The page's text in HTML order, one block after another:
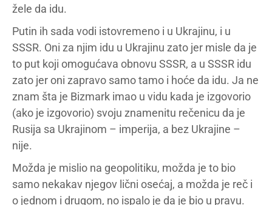
žele da idu.
Putin ih sada vodi istovremeno i u Ukrajinu, i u
SSSR. Oni za njim idu u Ukrajinu zato jer misle da je
to put koji omogućava obnovu SSSR, a u SSSR idu
zato jer oni zapravo samo tamo i hoće da idu. Ja ne
znam šta je Bizmark imao u vidu kada je izgovorio
(ako je izgovorio) svoju znamenitu rečenicu da je
Rusija sa Ukrajinom – imperija, a bez Ukrajine –
nije.
Možda je mislio na geopolitiku, možda je to bio
samo nekakav njegov lični osećaj, a možda je reč i
o jednom i drugom, no ispalo je da je bio u pravu.